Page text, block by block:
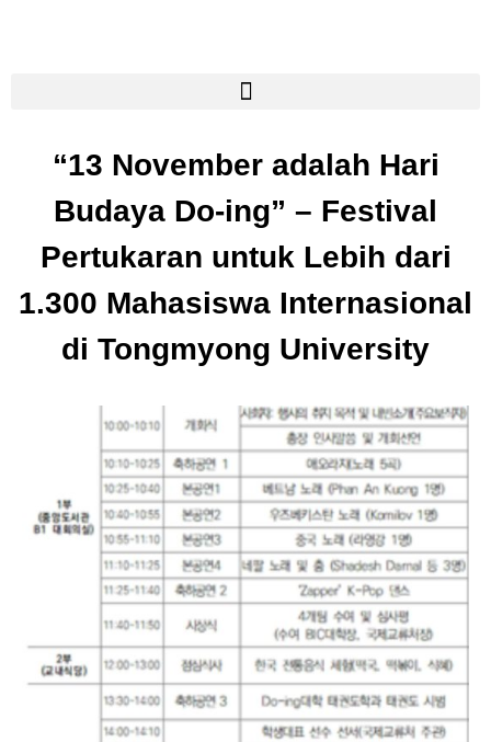
“13 November adalah Hari
Budaya Do-ing” – Festival
Pertukaran untuk Lebih dari
1.300 Mahasiswa Internasional
di Tongmyong University